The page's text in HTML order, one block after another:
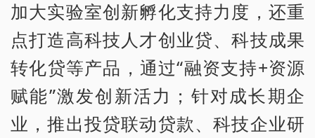
加大实验室创新孵化支持力度，还重
点打造高科技人才创业贷、科技成果
转化贷等产品，通过“融资支持+资源
赋能”激发创新活力；针对成长期企
业，推出投贷联动贷款、科技企业研